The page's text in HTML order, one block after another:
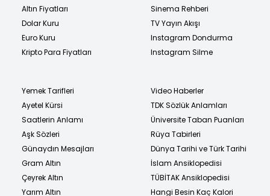
Altın Fiyatları
Dolar Kuru
Euro Kuru
Kripto Para Fiyatları
Sinema Rehberi
TV Yayın Akışı
Instagram Dondurma
Instagram Silme
Yemek Tarifleri
Ayetel Kürsi
Saatlerin Anlamı
Aşk Sözleri
Günaydın Mesajları
Gram Altın
Çeyrek Altın
Yarım Altın
Video Haberler
TDK Sözlük Anlamları
Üniversite Taban Puanları
Rüya Tabirleri
Dünya Tarihi ve Türk Tarihi
İslam Ansiklopedisi
TÜBİTAK Ansiklopedisi
Hangi Besin Kaç Kalori